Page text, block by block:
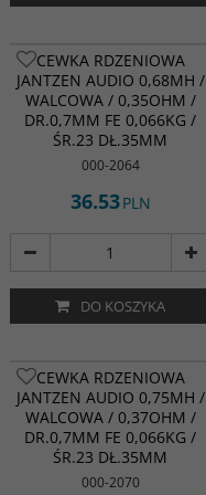
CEWKA RDZENIOWA
JANTZEN AUDIO 0,68MH /
WALCOWA / 0,35OHM /
DR.0,7MM FE 0,066KG /
ŚR.23 DŁ.35MM
000-2064
36.53PLN
DO KOSZYKA
CEWKA RDZENIOWA
JANTZEN AUDIO 0,75MH /
WALCOWA / 0,37OHM /
DR.0,7MM FE 0,066KG /
ŚR.23 DŁ.35MM
000-2070